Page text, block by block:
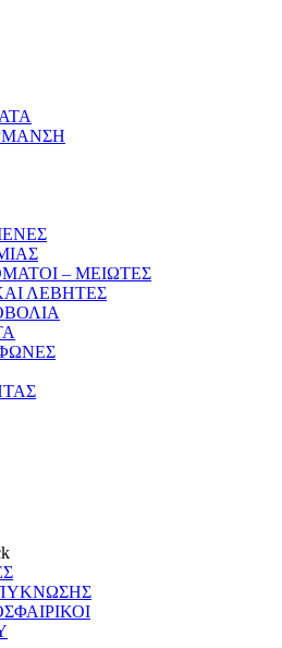
– ΜΕΙΩΤΕΣ
ΛΕΒΗΤΕΣ